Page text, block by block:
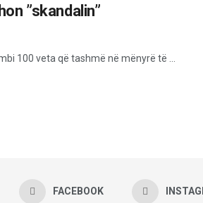
”skandalin”
100 veta që tashmë në mënyrë të ...
FACEBOOK